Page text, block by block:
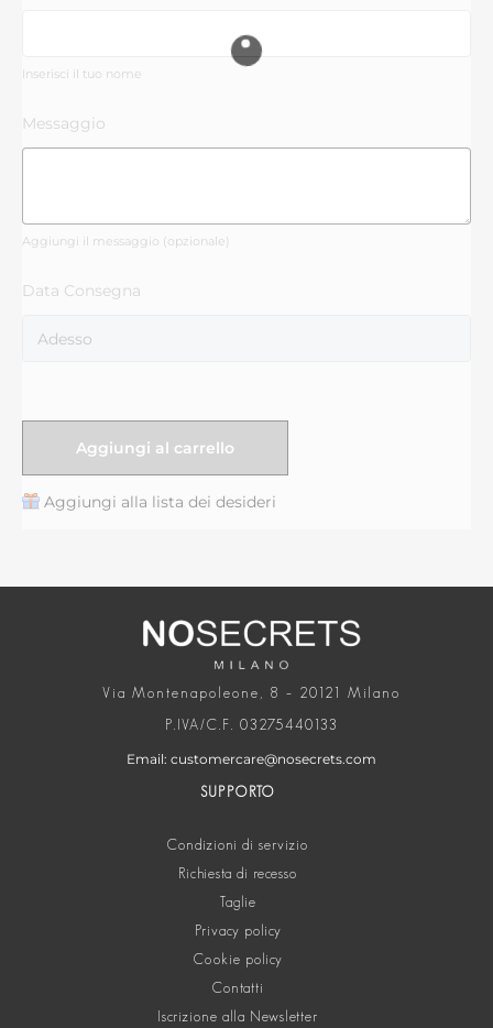
Inserisci il tuo nome
Messaggio
Aggiungi il messaggio (opzionale)
Data Consegna
Aggiungi al carrello
Aggiungi alla lista dei desideri
Via Montenapoleone, 8 – 20121 Milano
P.IVA/C.F. 03275440133
Email: customercare@nosecrets.com
SUPPORTO
Condizioni di servizio
Richiesta di recesso
Taglie
Privacy policy
Cookie policy
Contatti
Iscrizione alla Newsletter